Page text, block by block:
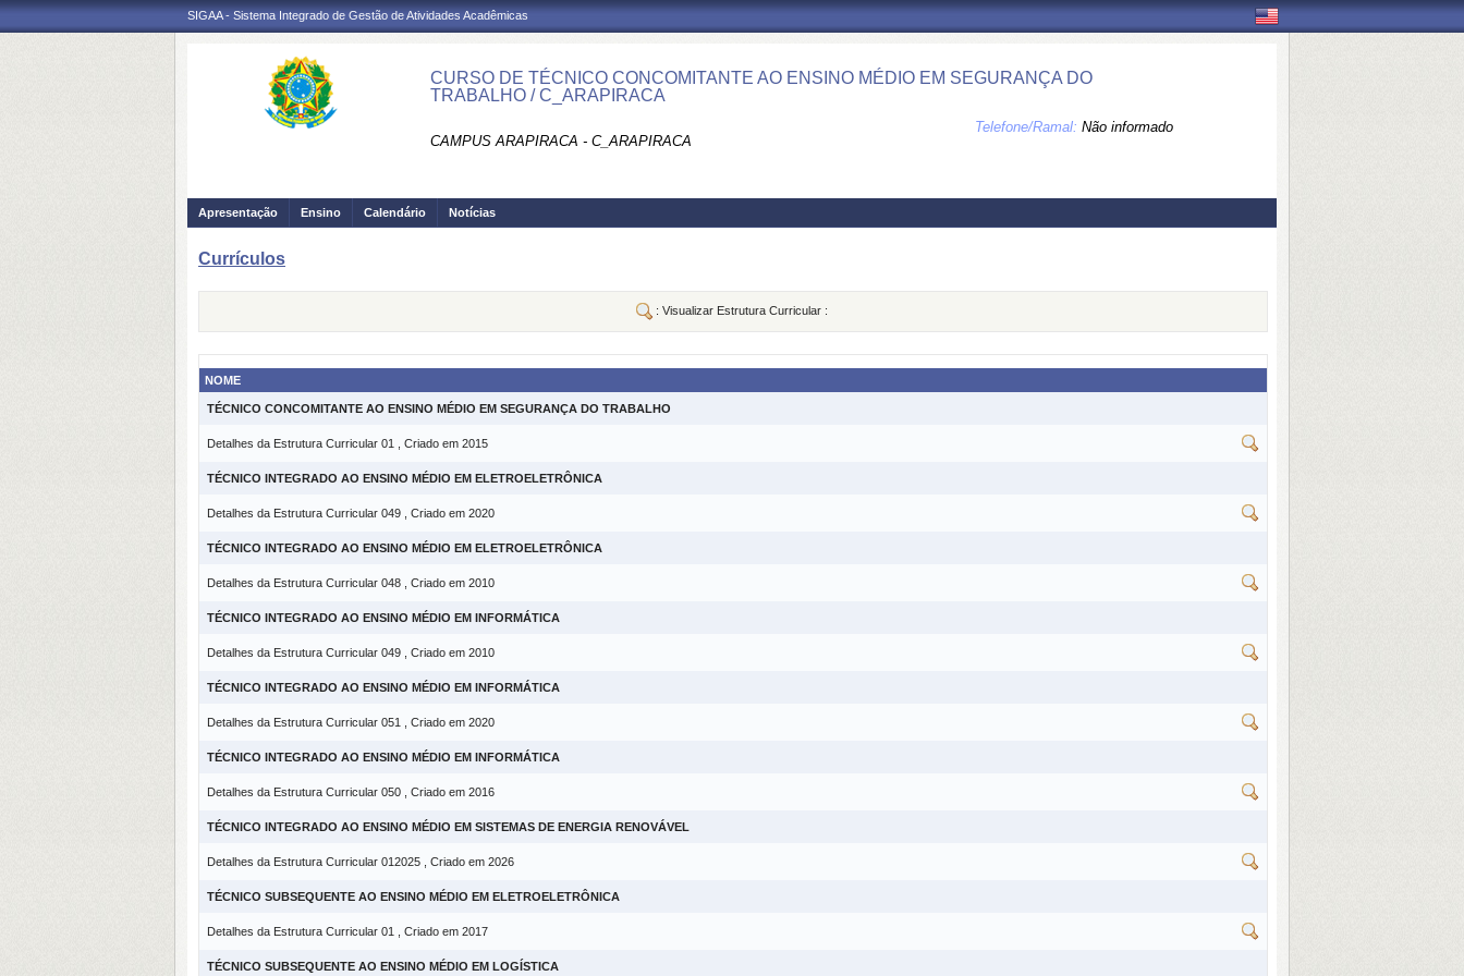
SIGAA - Sistema Integrado de Gestão de Atividades Acadêmicas
CURSO DE TÉCNICO CONCOMITANTE AO ENSINO MÉDIO EM SEGURANÇA DO
TRABALHO / C_ARAPIRACA
CAMPUS ARAPIRACA - C_ARAPIRACA
Telefone/Ramal: Não informado
Apresentação Ensino Calendário Notícias
Currículos
: Visualizar Estrutura Curricular :
NOME
TÉCNICO CONCOMITANTE AO ENSINO MÉDIO EM SEGURANÇA DO TRABALHO
Detalhes da Estrutura Curricular 01 , Criado em 2015
TÉCNICO INTEGRADO AO ENSINO MÉDIO EM ELETROELETRÔNICA
Detalhes da Estrutura Curricular 049 , Criado em 2020
TÉCNICO INTEGRADO AO ENSINO MÉDIO EM ELETROELETRÔNICA
Detalhes da Estrutura Curricular 048 , Criado em 2010
TÉCNICO INTEGRADO AO ENSINO MÉDIO EM INFORMÁTICA
Detalhes da Estrutura Curricular 049 , Criado em 2010
TÉCNICO INTEGRADO AO ENSINO MÉDIO EM INFORMÁTICA
Detalhes da Estrutura Curricular 051 , Criado em 2020
TÉCNICO INTEGRADO AO ENSINO MÉDIO EM INFORMÁTICA
Detalhes da Estrutura Curricular 050 , Criado em 2016
TÉCNICO INTEGRADO AO ENSINO MÉDIO EM SISTEMAS DE ENERGIA RENOVÁVEL
Detalhes da Estrutura Curricular 012025 , Criado em 2026
TÉCNICO SUBSEQUENTE AO ENSINO MÉDIO EM ELETROELETRÔNICA
Detalhes da Estrutura Curricular 01 , Criado em 2017
TÉCNICO SUBSEQUENTE AO ENSINO MÉDIO EM LOGÍSTICA